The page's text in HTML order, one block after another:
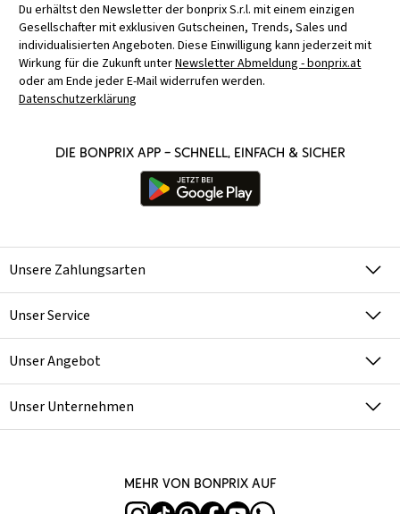
Du erhältst den Newsletter der bonprix S.r.l. mit einem einzigen
Gesellschafter mit exklusiven Gutscheinen, Trends, Sales und
individualisierten Angeboten. Diese Einwilligung kann jederzeit mit
Wirkung für die Zukunft unterNewsletter Abmeldung - bonprix.at
oder am Ende jeder E-Mail widerrufen werden.
Datenschutzerklärung
Die bonprix App – schnell, einfach & sicher
Unsere Zahlungsarten
Unser Service
Unser Angebot
Unser Unternehmen
Mehr von bonprix auf